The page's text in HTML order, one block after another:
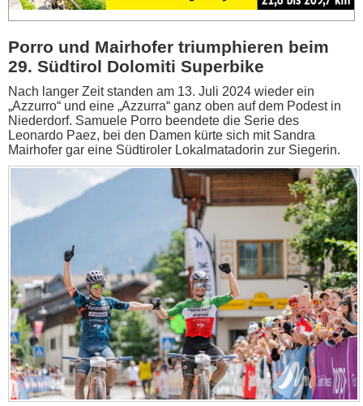
Porro und Mairhofer triumphieren beim
29. Südtirol Dolomiti Superbike
Nach langer Zeit standen am 13. Juli 2024 wieder ein
„Azzurro“ und eine „Azzurra“ ganz oben auf dem Podest in
Niederdorf. Samuele Porro beendete die Serie des
Leonardo Paez, bei den Damen kürte sich mit Sandra
Mairhofer gar eine Südtiroler Lokalmatadorin zur Siegerin.